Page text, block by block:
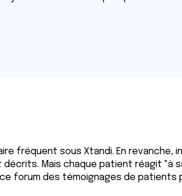
fréquent sous Xtandi. En revanche,
Mais chaque patient réagit "à
forum des témoignages de patients